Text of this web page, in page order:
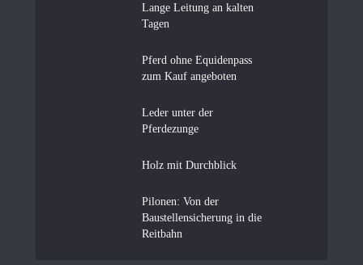
Lange Leitung an kalten
Tagen
Pferd ohne Equidenpass
zum Kauf angeboten
Leder unter der
Pferdezunge
Holz mit Durchblick
Pilonen: Von der
Baustellensicherung in die
Reitbahn